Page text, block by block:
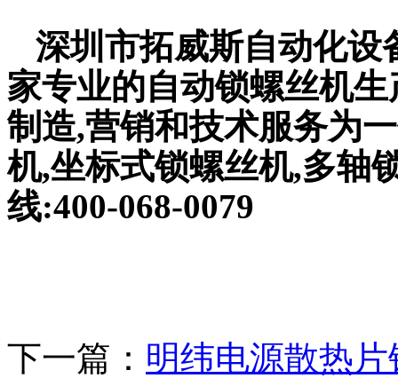
深圳市拓威斯自动化设
家专业的自动锁螺丝机
制造,营销和技术服务为
机,坐标式锁螺丝机,多轴
线:400-068-0079
下一篇： 明纬电源散热